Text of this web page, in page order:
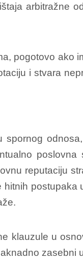
arbitražne
pogotovo ako
i stvara
spornog
poslovna
reputaciju
postupaka
klauzule u
zasebni